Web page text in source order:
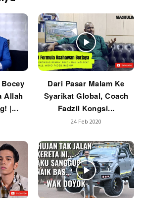
Allah
|...
Dari Pasar Malam Ke
Syarikat Global, Coach
Fadzil Kongsi...
24 Feb 2020